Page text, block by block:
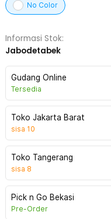
No Color
Informasi Stok:
Jabodetabek
Gudang Online
Tersedia
Toko Jakarta Barat
sisa 10
Toko Tangerang
sisa 8
Pick n Go Bekasi
Pre-Order